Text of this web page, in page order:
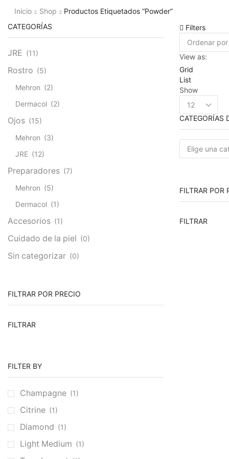
Inicio Shop Productos Etiquetados “powder”
Filters
View as:
Grid
List
Show
per
page
CATEGORÍAS
FILTRAR POR
FILTRAR
CATEGORÍAS
JRE (11)
Rostro (5)
Mehron (2)
Dermacol (2)
Ojos (15)
Mehron (3)
JRE (12)
Preparadores (7)
Mehron (5)
Dermacol (1)
Accesorios (1)
Cuidado de la piel (0)
Sin categorizar (0)
FILTRAR POR PRECIO
FILTRAR
FILTER BY
Champagne (1)
Citrine (1)
Diamond (1)
Light Medium (1)